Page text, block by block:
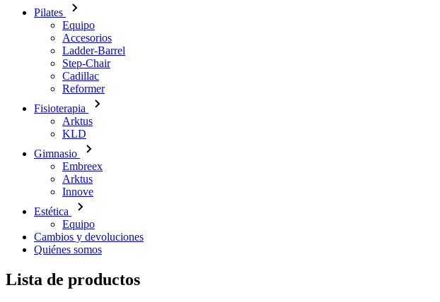
Pilates
Equipo
Accesorios
Ladder-Barrel
Step-Chair
Cadillac
Reformer
Fisioterapia
Arktus
KLD
Gimnasio
Embreex
Arktus
Innove
Estética
Equipo
Cambios y devoluciones
Quiénes somos
Lista de productos